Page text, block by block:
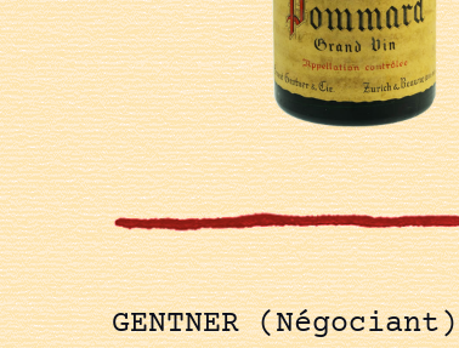
GENTNER (Négociant)